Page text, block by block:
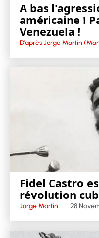
A bas
américaine !
Venezuela !
D'après Jorge Martin
Fidel Castro
révolution
Jorge Martin 28